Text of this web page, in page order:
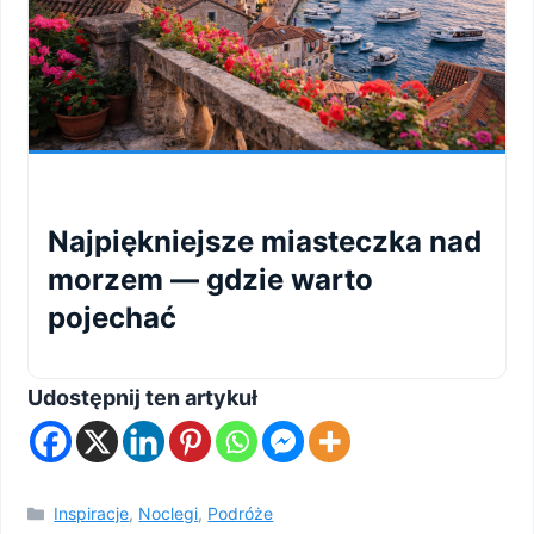
Najpiękniejsze miasteczka nad
morzem — gdzie warto
pojechać
Udostępnij ten artykuł
Kategorie
Inspiracje, Noclegi, Podróże